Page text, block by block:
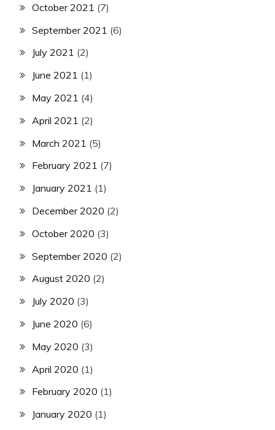
October 2021 (7)
September 2021 (6)
July 2021 (2)
June 2021 (1)
May 2021 (4)
April 2021 (2)
March 2021 (5)
February 2021 (7)
January 2021 (1)
December 2020 (2)
October 2020 (3)
September 2020 (2)
August 2020 (2)
July 2020 (3)
June 2020 (6)
May 2020 (3)
April 2020 (1)
February 2020 (1)
January 2020 (1)